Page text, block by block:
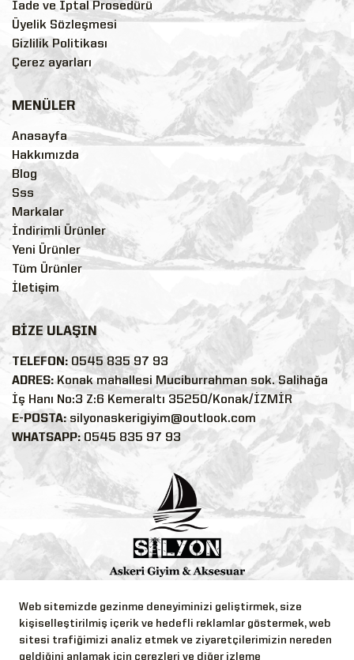
Web sitemizde gezinme deneyiminizi geliştirmek, size
kişiselleştirilmiş içerik ve hedefli reklamlar göstermek, web
sitesi trafiğimizi analiz etmek ve ziyaretçilerimizin nereden
geldiğini anlamak için çerezleri ve diğer izleme
İade ve İptal Prosedürü
Üyelik Sözleşmesi
Gizlilik Politikası
Çerez ayarları
MENÜLER
Anasayfa
Hakkımızda
Blog
Sss
Markalar
İndirimli Ürünler
Yeni Ürünler
Tüm Ürünler
İletişim
BİZE ULAŞIN
TELEFON: 0545 835 97 93
ADRES:Konak mahallesi Muciburrahman sok. Salihağa
İş Hanı No:3 Z:6 Kemeraltı 35250/Konak/İZMİR
E-POSTA: silyonaskerigiyim@outlook.com
WHATSAPP: 0545 835 97 93
Bizi Takip Edin!